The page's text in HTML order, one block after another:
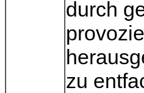
durch
zu